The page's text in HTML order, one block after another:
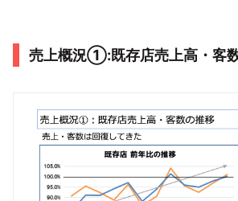
売上概況①:既存店売上高・客